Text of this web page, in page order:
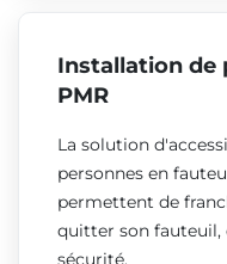
Installation de
PMR
La solution
personnes en
permettent de
quitter son
sécurité.